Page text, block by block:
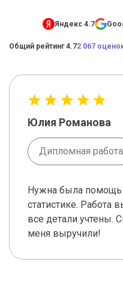
Яндекс 4.7
Общий рейтинг 4.72 067
Юлия Романова
Дипломная работа
Нужна была помощь
статистике. Работа
все детали учтены.
меня выручили!